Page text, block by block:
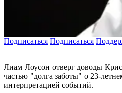
Подписаться Подписаться
Лиам Лоусон отверг доводы
частью "долга заботы" о 23-
интерпретацией событий.